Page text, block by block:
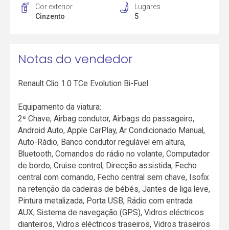
Cor exterior
Cinzento
Lugares
5
Notas do vendedor
Renault Clio 1.0 TCe Evolution Bi-Fuel
Equipamento da viatura:
2ª Chave, Airbag condutor, Airbags do passageiro,
Android Auto, Apple CarPlay, Ar Condicionado Manual,
Auto-Rádio, Banco condutor regulável em altura,
Bluetooth, Comandos do rádio no volante, Computador
de bordo, Cruise control, Direcção assistida, Fecho
central com comando, Fecho central sem chave, Isofix
na retenção da cadeiras de bébés, Jantes de liga leve,
Pintura metalizada, Porta USB, Rádio com entrada
AUX, Sistema de navegação (GPS), Vidros eléctricos
dianteiros, Vidros eléctricos traseiros, Vidros traseiros